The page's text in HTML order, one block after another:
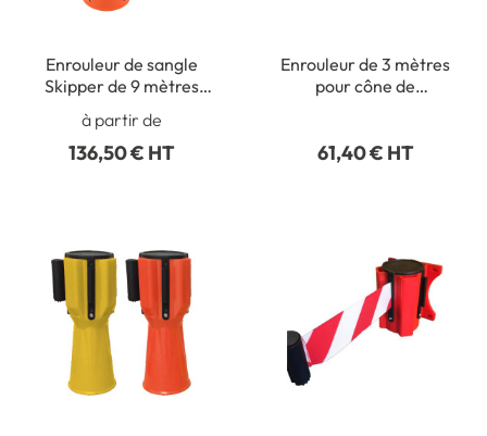
Enrouleur de sangle
Skipper de 9 mètres
pour cône de chantier
à partir de
136,50 € HT
Enrouleur de 3 mètres
pour cône de
jaune/noir
61,40 € HT